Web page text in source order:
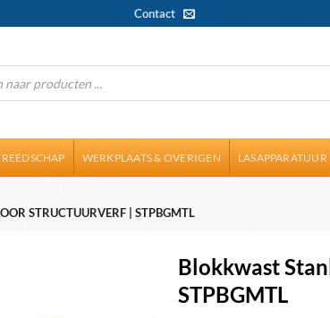
Contact
WERKPLAATS & OVERIGEN LASAPPARATUUR
STRUCTUURVERF | STPBGMTL
Blokkwast
STPBGMTL